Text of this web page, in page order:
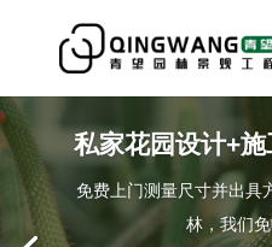
私家花园设计+施
免费上门测量尺寸并出具
林，我们免